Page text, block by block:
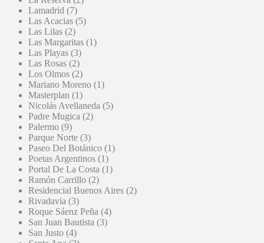
Lamadrid (7)
Las Acacias (5)
Las Lilas (2)
Las Margaritas (1)
Las Playas (3)
Las Rosas (2)
Los Olmos (2)
Mariano Moreno (1)
Masterplan (1)
Nicolás Avellaneda (5)
Padre Mugica (2)
Palermo (9)
Parque Norte (3)
Paseo Del Botánico (1)
Poetas Argentinos (1)
Portal De La Costa (1)
Ramón Carrillo (2)
Residencial Buenos Aires (2)
Rivadavia (3)
Roque Sáenz Peña (4)
San Juan Bautista (3)
San Justo (4)